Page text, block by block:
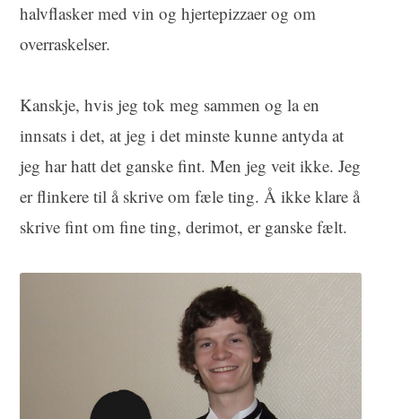
halvflasker med vin og hjertepizzaer og om
overraskelser.
Kanskje, hvis jeg tok meg sammen og la en
innsats i det, at jeg i det minste kunne antyda at
jeg har hatt det ganske fint. Men jeg veit ikke. Jeg
er flinkere til å skrive om fæle ting. Å ikke klare å
skrive fint om fine ting, derimot, er ganske fælt.